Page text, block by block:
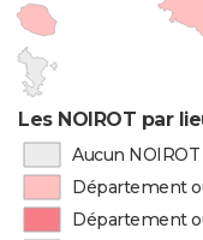
Les NOIROT par
Aucun
Département
Département